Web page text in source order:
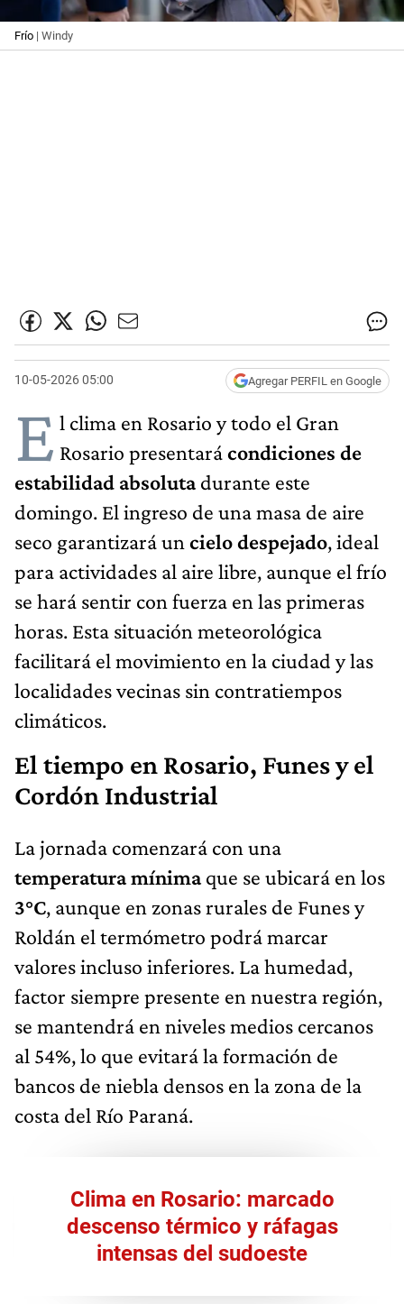
Frío | Windy
10-05-2026 05:00 Agregar PERFIL en Google
E l clima en Rosario y todo el Gran
Rosario presentarácondiciones de
estabilidad absolutadurante este
domingo. El ingreso de una masa de aire
seco garantizará un cielo despejado, ideal
para actividades al aire libre, aunque el frío
se hará sentir con fuerza en las primeras
horas. Esta situación meteorológica
facilitará el movimiento en la ciudad y las
localidades vecinas sin contratiempos
climáticos.
El tiempo en Rosario, Funes y el
Cordón Industrial
La jornada comenzará con una
temperatura mínimaque se ubicará en los
3°C, aunque en zonas rurales de Funes y
Roldán el termómetro podrá marcar
valores incluso inferiores. La humedad,
factor siempre presente en nuestra región,
se mantendrá en niveles medios cercanos
al 54%, lo que evitará la formación de
bancos de niebla densos en la zona de la
costa del Río Paraná.
Clima en Rosario: marcado
descenso térmico y ráfagas
intensas del sudoeste